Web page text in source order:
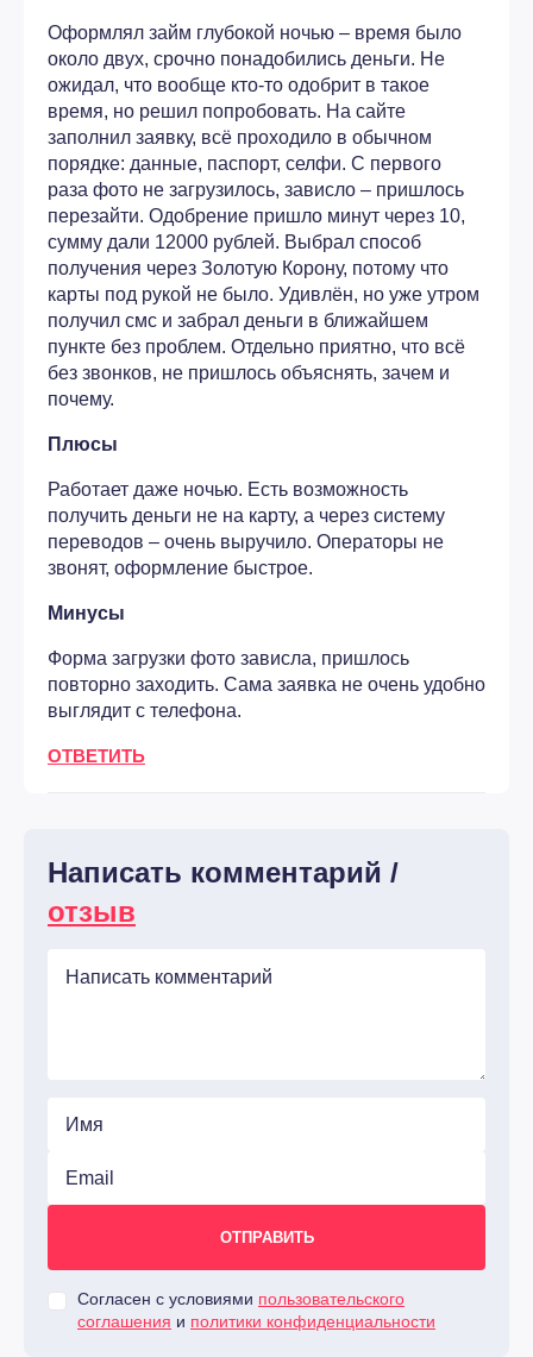
Оформлял займ глубокой ночью – время было
около двух, срочно понадобились деньги. Не
ожидал, что вообще кто-то одобрит в такое
время, но решил попробовать. На сайте
заполнил заявку, всё проходило в обычном
порядке: данные, паспорт, селфи. С первого
раза фото не загрузилось, зависло – пришлось
перезайти. Одобрение пришло минут через 10,
сумму дали 12000 рублей. Выбрал способ
получения через Золотую Корону, потому что
карты под рукой не было. Удивлён, но уже утром
получил смс и забрал деньги в ближайшем
пункте без проблем. Отдельно приятно, что всё
без звонков, не пришлось объяснять, зачем и
почему.
Плюсы
Работает даже ночью. Есть возможность
получить деньги не на карту, а через систему
переводов – очень выручило. Операторы не
звонят, оформление быстрое.
Минусы
Форма загрузки фото зависла, пришлось
повторно заходить. Сама заявка не очень удобно
выглядит с телефона.
ОТВЕТИТЬ
Написать комментарий /
отзыв
Согласен с условиями пользовательского
соглашения и политики конфиденциальности